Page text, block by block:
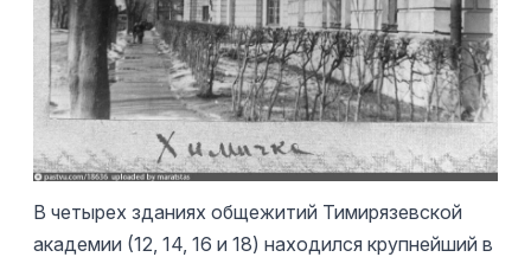
В четырех зданиях общежитий Тимирязевской
академии (12, 14, 16 и 18) находился крупнейший в